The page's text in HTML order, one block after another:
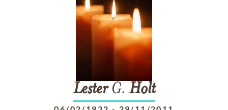
LesterG. Holt